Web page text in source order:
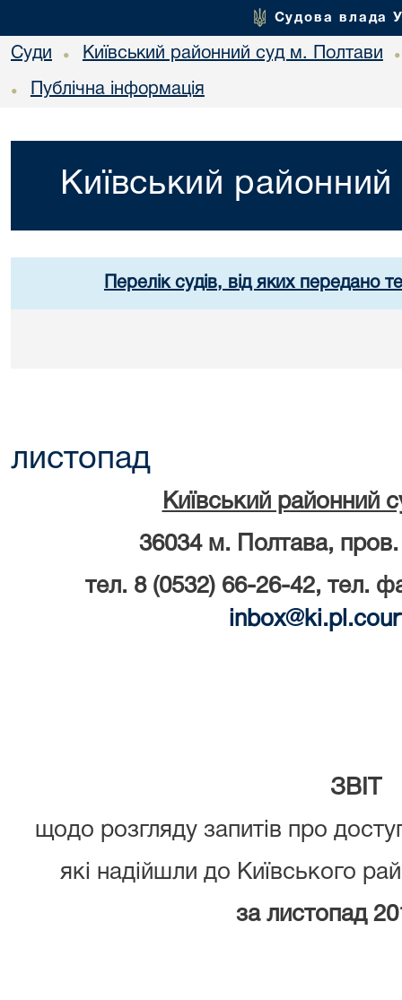
Судова влада
Суди • Київський районний суд м. Полтави •
• Публічна інформація
Київський
Перелік судів, від яких передано
листопад
Київський районний
36034 м. Полтава,
тел. 8 (0532) 66-26-42, тел.
inbox@ki.pl .
ЗВІТ
щодо розгляду запитів про
які надійшли до Київського
за листопад